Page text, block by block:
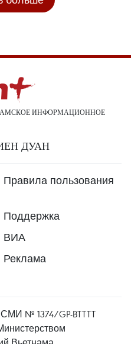
ИНФОРМАЦИОННОЕ
ДУАН
Правила пользования
Поддержка
ВИА
Реклама
№ 1374/GP-BTTTT